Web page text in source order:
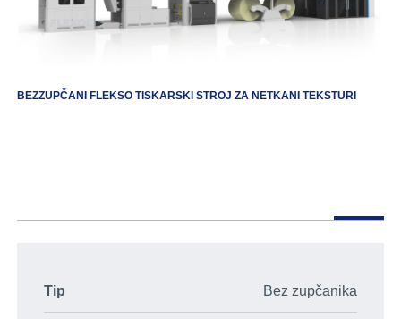
BEZZUPČANI FLEKSO TISKARSKI STROJ ZA NETKANI TEKSTURI
Tip Bez zupčanika